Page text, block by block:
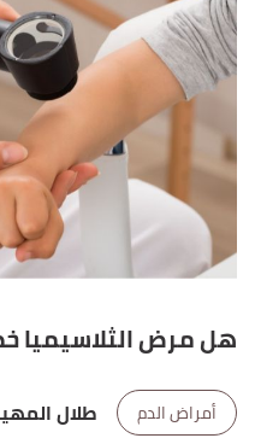
هل مرض الثلاسيميا
أمراض الدم
طلال